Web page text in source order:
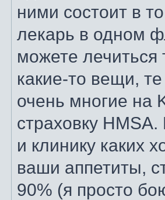
ними состоит в
лекарь в одном
можете
какие-то вещи,
очень многие на
страховку
и клинику каких
ваши аппетиты,
90% (я просто